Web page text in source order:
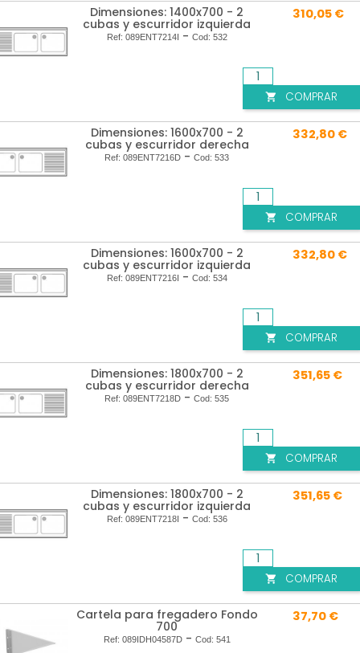
Dimensiones: 1400x700 - 2
cubas y escurridor izquierda
Ref: 089ENT7214I - Cod: 532
310,05 €
 COMPRAR
Dimensiones: 1600x700 - 2
cubas y escurridor derecha
Ref: 089ENT7216D - Cod: 533
332,80 €
 COMPRAR
Dimensiones: 1600x700 - 2
cubas y escurridor izquierda
Ref: 089ENT7216I - Cod: 534
332,80 €
 COMPRAR
Dimensiones: 1800x700 - 2
cubas y escurridor derecha
Ref: 089ENT7218D - Cod: 535
351,65 €
 COMPRAR
Dimensiones: 1800x700 - 2
cubas y escurridor izquierda
Ref: 089ENT7218I - Cod: 536
351,65 €
 COMPRAR
Cartela para fregadero Fondo
700
Ref: 089IDH04587D- Cod: 541
37,70 €